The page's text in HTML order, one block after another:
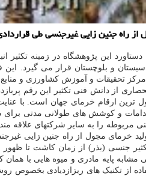
از راه جنین زایی غیرجنسی طی
دستاورد این پژوهشگاه در زمینه
سیستان و بلوچستان قرار می
تحقیقات و آموزش کشاورزی و
از دانش فنی تکثیر این رقم
ارقام خرمای جهان است. با
و کوشش های طولانی مدتی
مربوطه را به سایر شرکتهای علاقه
خرمای مجول از راه جنین زایی
مشابه پایه مادری و میوه هایی با
از تکنیک های ریزازدیادی